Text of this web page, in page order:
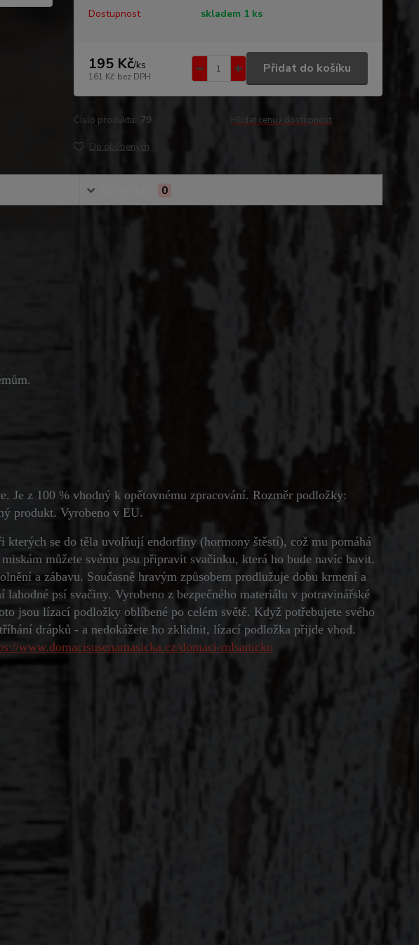
Dostupnost skladem 1 ks
195 Kč/ks
161 Kč bez DPH
Přidat do košíku
Číslo produktu: 79 Hlídat cenu / dostupnost
Do oblíbených
0
Je z 100 % vhodný k opětovnému zpracování. Rozměr podložky:
produkt. Vyrobeno v EU.
se do těla uvolňují endorfiny (hormony štěstí), což mu pomáhá
můžete svému psu připravit svačinku, která ho bude navíc bavit.
a zábavu. Současně hravým způsobem prodlužuje dobu krmení a
psí svačiny. Vyrobeno z bezpečného materiálu v potravinářské
jsou lízací podložky oblíbené po celém světě. Když potřebujete svého
drápků - a nedokážete ho zklidnit, lízací podložka přijde vhod.
www.domacisusenamasicka.cz/domaci-mlsanicko